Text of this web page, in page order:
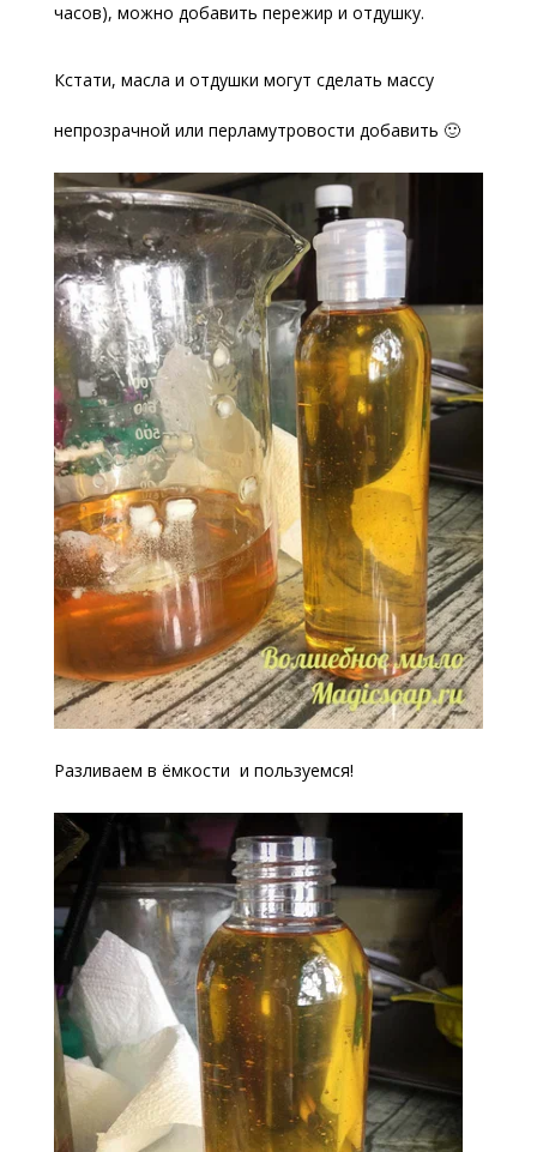
часов), можно добавить пережир и отдушку.
Кстати, масла и отдушки могут сделать массу
непрозрачной или перламутровости добавить 🙂
Разливаем в ёмкости и пользуемся!